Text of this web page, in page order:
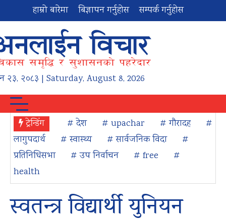
हाम्रो बारेमा बिज्ञापन गर्नुहोस सम्पर्क गर्नुहोस
२३, २०८३ | Saturday, August 8, 2026
ट्रेन्डिंग # देश # upachar # गौरादह
#
लागुपदार्थ
# स्वास्थ्य # सार्वजनिक विदा
#
प्रतिनिधिसभा
# उप निर्वाचन # free
#
health
स्वतन्त्र विद्यार्थी युनियन